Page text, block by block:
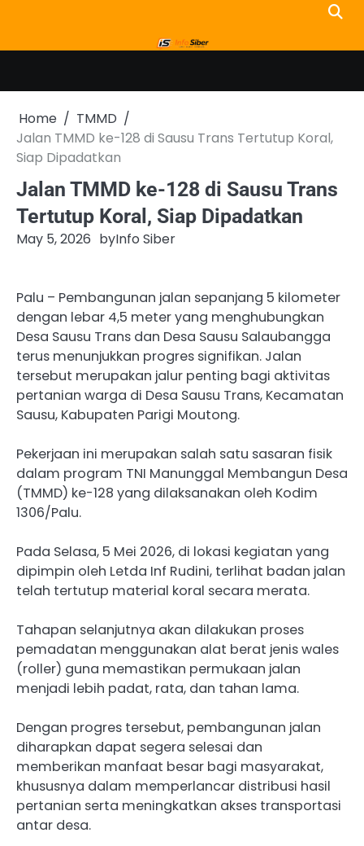
content
Home
TMMD
Jalan TMMD ke-128 di Sausu Trans Tertutup Koral,
Siap Dipadatkan
Jalan TMMD ke-128 di Sausu Trans
Tertutup Koral, Siap Dipadatkan
May 5, 2026 byInfo Siber
Palu – Pembangunan jalan sepanjang 5 kilometer
dengan lebar 4,5 meter yang menghubungkan
Desa Sausu Trans dan Desa Sausu Salaubangga
terus menunjukkan progres signifikan. Jalan
tersebut merupakan jalur penting bagi aktivitas
pertanian warga di Desa Sausu Trans, Kecamatan
Sausu, Kabupaten Parigi Moutong.
Pekerjaan ini merupakan salah satu sasaran fisik
dalam program TNI Manunggal Membangun Desa
(TMMD) ke-128 yang dilaksanakan oleh Kodim
1306/Palu.
Pada Selasa, 5 Mei 2026, di lokasi kegiatan yang
dipimpin oleh Letda Inf Rudini, terlihat badan jalan
telah tertutup material koral secara merata.
Tahapan selanjutnya akan dilakukan proses
pemadatan menggunakan alat berat jenis wales
(roller) guna memastikan permukaan jalan
menjadi lebih padat, rata, dan tahan lama.
Dengan progres tersebut, pembangunan jalan
diharapkan dapat segera selesai dan
memberikan manfaat besar bagi masyarakat,
khususnya dalam memperlancar distribusi hasil
pertanian serta meningkatkan akses transportasi
antar desa.